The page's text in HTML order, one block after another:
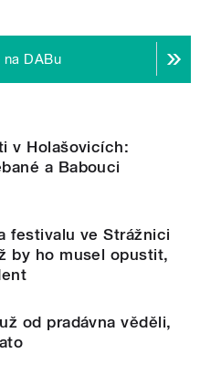
DABu
v Holašovicích:
a Babouci
festivalu ve Strážnici
by ho musel opustit,
od pradávna věděli,